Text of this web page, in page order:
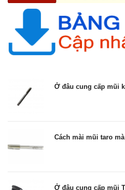
Ở đâu cung cấp mũi
Cách mài mũi taro
Ở đâu cung cấp mũi